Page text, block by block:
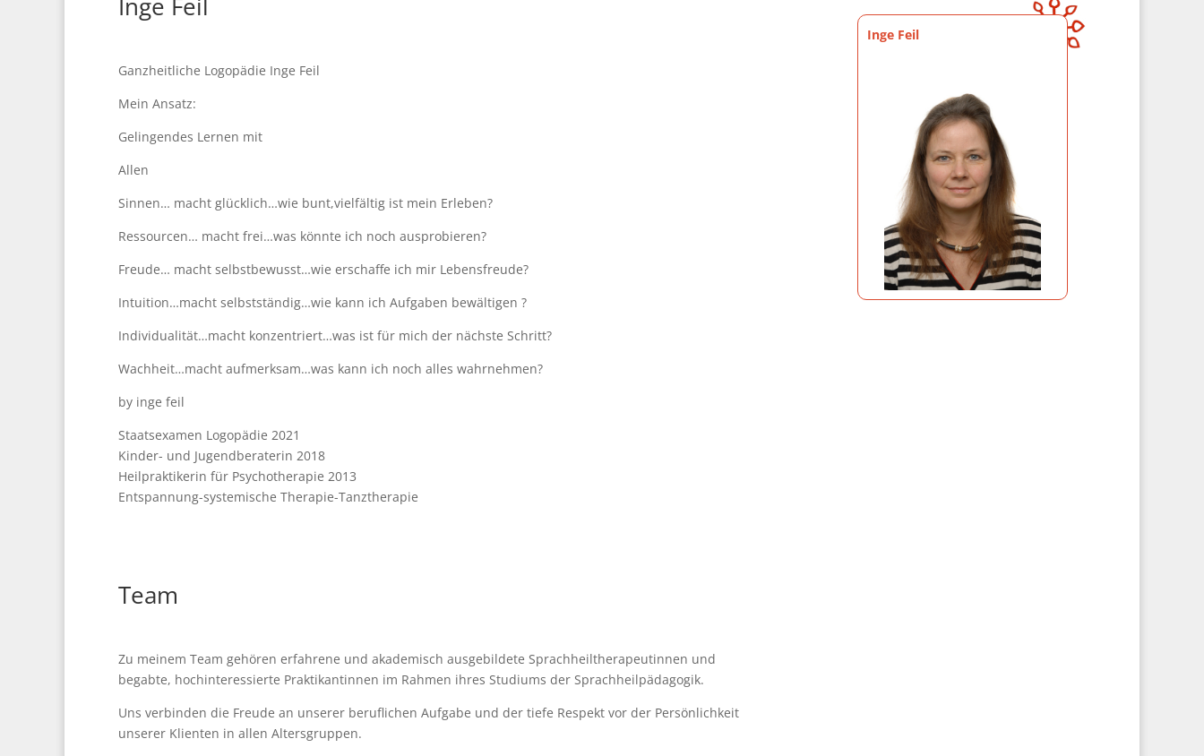
Ganzheitliche Logopädie Inge Feil
Mein Ansatz:
Gelingendes Lernen mit
Allen
Sinnen… macht glücklich…wie bunt,vielfältig ist mein Erleben?
Ressourcen… macht frei…was könnte ich noch ausprobieren?
Freude… macht selbstbewusst…wie erschaffe ich mir Lebensfreude?
Intuition…macht selbstständig…wie kann ich Aufgaben bewältigen ?
Individualität…macht konzentriert…was ist für mich der nächste Schritt?
Wachheit…macht aufmerksam…was kann ich noch alles wahrnehmen?
by inge feil
Staatsexamen Logopädie 2021
Kinder- und Jugendberaterin 2018
Heilpraktikerin für Psychotherapie 2013
Entspannung-systemische Therapie-Tanztherapie
Inge Feil
Team
Zu meinem Team gehören erfahrene und akademisch ausgebildete Sprachheiltherapeutinnen und
begabte, hochinteressierte Praktikantinnen im Rahmen ihres Studiums der Sprachheilpädagogik.
Uns verbinden die Freude an unserer beruflichen Aufgabe und der tiefe Respekt vor der Persönlichkeit
unserer Klienten in allen Altersgruppen.